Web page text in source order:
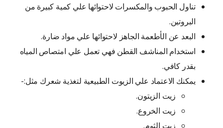
تناول الحبوب والمكسرات لاحتوائها علي كمية كبيرة من
البروتين.
البعد عن الأطعمة الجاهز لاحتوائها علي مواد ضارة.
استخدام المناشف القطن فهي تعمل علي امتصاص المياه
بقدر كافي.
يمكنك الاعتماد علي الزيوت الطبيعية لتغذية شعرك مثل:-
زيت الزيتون.
زيت الخروع.
زيت الثوم.